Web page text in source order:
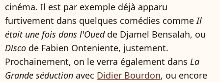
cinéma. Il est par exemple déjà apparu
furtivement dans quelques comédies comme Il
était une fois dans l'Ouedde Djamel Bensalah, ou
Disco de Fabien Onteniente, justement.
Prochainement, on le verra également dans La
Grande séduction avec Didier Bourdon, ou encore